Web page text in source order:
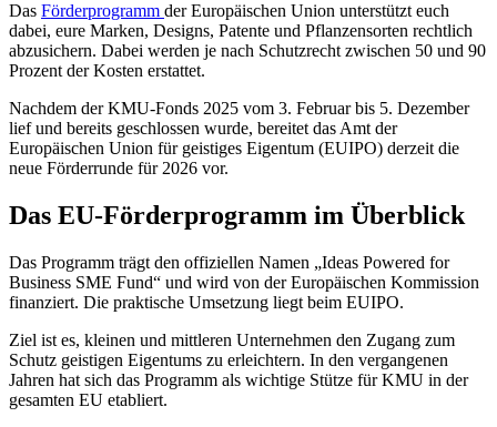
Das Förderprogramm der Europäischen Union unterstützt euch
dabei, eure Marken, Designs, Patente und Pflanzensorten rechtlich
abzusichern. Dabei werden je nach Schutzrecht zwischen 50 und 90
Prozent der Kosten erstattet.
Nachdem der KMU-Fonds 2025 vom 3. Februar bis 5. Dezember
lief und bereits geschlossen wurde, bereitet das Amt der
Europäischen Union für geistiges Eigentum (EUIPO) derzeit die
neue Förderrunde für 2026 vor.
Das EU-Förderprogramm im Überblick
Das Programm trägt den offiziellen Namen „Ideas Powered for
Business SME Fund“ und wird von der Europäischen Kommission
finanziert. Die praktische Umsetzung liegt beim EUIPO.
Ziel ist es, kleinen und mittleren Unternehmen den Zugang zum
Schutz geistigen Eigentums zu erleichtern. In den vergangenen
Jahren hat sich das Programm als wichtige Stütze für KMU in der
gesamten EU etabliert.